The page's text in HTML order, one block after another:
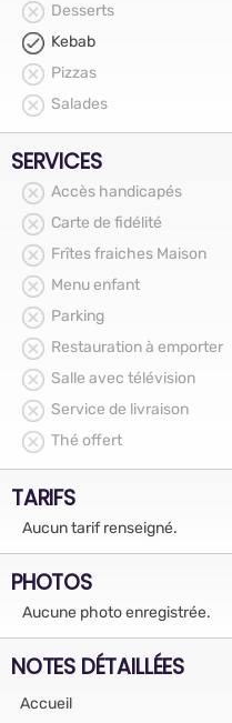
Desserts
Kebab
Pizzas
Salades
SERVICES
Accès handicapés
Carte de fidélité
Frîtes fraiches Maison
Menu enfant
Parking
Restauration à emporter
Salle avec télévision
Service de livraison
Thé offert
TARIFS
Aucun tarif renseigné.
PHOTOS
Aucune photo enregistrée.
NOTES DÉTAILLÉES
Accueil